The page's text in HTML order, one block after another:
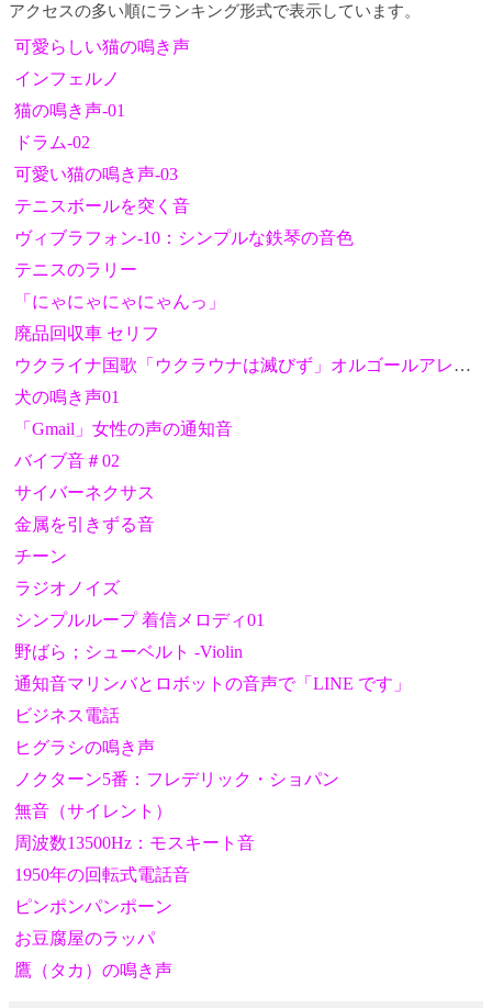
アクセスの多い順にランキング形式で表示しています。
可愛らしい猫の鳴き声
インフェルノ
猫の鳴き声-01
ドラム-02
可愛い猫の鳴き声-03
テニスボールを突く音
ヴィブラフォン-10：シンプルな鉄琴の音色
テニスのラリー
「にゃにゃにゃにゃんっ」
廃品回収車 セリフ
ウクライナ国歌「ウクラウナは滅びず」オルゴールアレンジ
犬の鳴き声01
「Gmail」女性の声の通知音
バイブ音＃02
サイバーネクサス
金属を引きずる音
チーン
ラジオノイズ
シンプルループ 着信メロディ01
野ばら；シューベルト -Violin
通知音マリンバとロボットの音声で「LINE です」
ビジネス電話
ヒグラシの鳴き声
ノクターン5番：フレデリック・ショパン
無音（サイレント）
周波数13500Hz：モスキート音
1950年の回転式電話音
ピンポンパンポーン
お豆腐屋のラッパ
鷹（タカ）の鳴き声